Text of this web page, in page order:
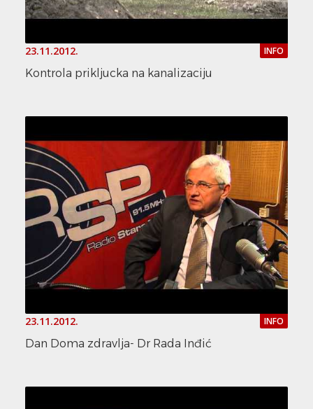
23.11.2012. INFO
Kontrola prikljucka na kanalizaciju
23.11.2012. INFO
Dan Doma zdravlja- Dr Rada Inđić